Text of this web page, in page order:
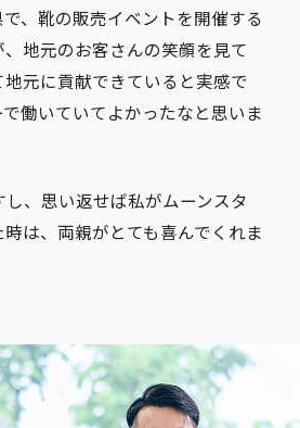
、靴の販売イベントを開催する
地元のお客さんの笑顔を見て
元に貢献できていると実感で
働いていてよかったなと思いま
、思い返せば私がムーンスタ
は、両親がとても喜んでくれま